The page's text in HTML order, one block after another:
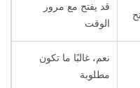
قد يفتح مع مرور
الوقت
نعم، غالبًا ما تكون
مطلوبة